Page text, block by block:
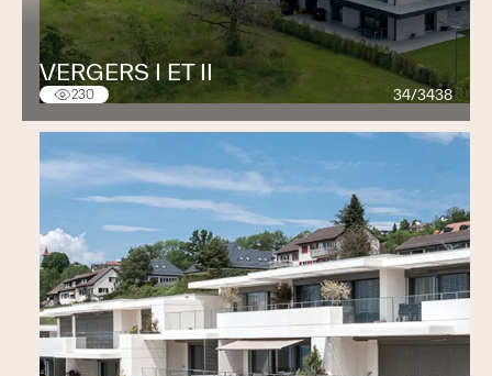
VERGERS I ET II
230 34/3438